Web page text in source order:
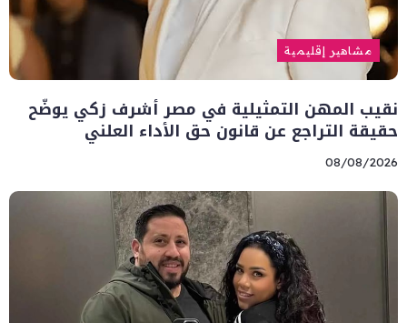
مشاهير إقليمية
نقيب المهن التمثيلية في مصر أشرف زكي يوضّح
حقيقة التراجع عن قانون حق الأداء العلني
08/08/2026